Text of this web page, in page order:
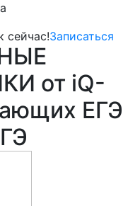
сейчас!Записаться
от iQ-
ЕГЭ